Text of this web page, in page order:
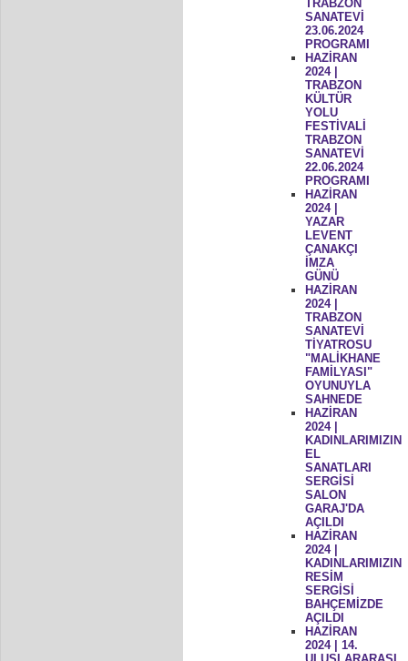
TRABZON
SANATEVİ
23.06.2024
PROGRAMI
HAZİRAN
2024 |
TRABZON
KÜLTÜR
YOLU
FESTİVALİ
TRABZON
SANATEVİ
22.06.2024
PROGRAMI
HAZİRAN
2024 |
YAZAR
LEVENT
ÇANAKÇI
İMZA
GÜNÜ
HAZİRAN
2024 |
TRABZON
SANATEVİ
TİYATROSU
"MALİKHANE
FAMİLYASI"
OYUNUYLA
SAHNEDE
HAZİRAN
2024 |
KADINLARIMIZIN
EL
SANATLARI
SERGİSİ
SALON
GARAJ'DA
AÇILDI
HAZİRAN
2024 |
KADINLARIMIZIN
RESİM
SERGİSİ
BAHÇEMİZDE
AÇILDI
HAZİRAN
2024 | 14.